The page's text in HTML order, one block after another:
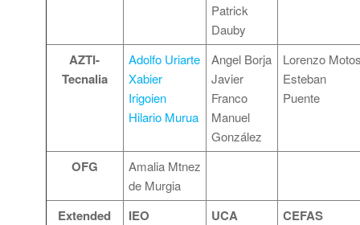
Patrick
Dauby
AZTI-
Tecnalia
Adolfo Uriarte
Xabier
Irigoien
Hilario Murua
Angel Borja
Javier
Franco
Manuel
González
Lorenzo
Esteban
Puente
OFG
Amalia Mtnez
de Murgia
Extended
IEO UCA CEFAS